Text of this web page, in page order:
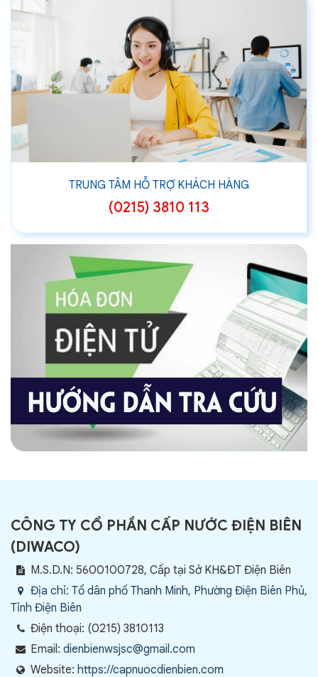
TRUNG TÂM HỖ TRỢ KHÁCH HÀNG
(0215) 3810 113
CÔNG TY CỔ PHẦN CẤP NƯỚC ĐIỆN BIÊN
(DIWACO)
M.S.D.N: 5600100728, Cấp tại Sở KH&ĐT Điện Biên
Địa chỉ: Tổ dân phố Thanh Minh, Phường Điện Biên Phủ,
Tỉnh Điện Biên
Điện thoại: (0215) 3810113
Email: dienbienwsjsc@gmail.com
Website: https://capnuocdienbien.com